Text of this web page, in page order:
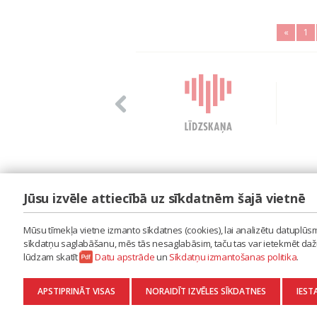
« 1
LAIPA
ES RADU MŪZIKU
AKTUALITĀTES
KONTAKTI
SĪKDATŅU IZMANTOŠANAS POLITIKA
DATU APSTRĀDE
Jūsu izvēle attiecībā uz sīkdatnēm šajā vietnē
Mūsu tīmekļa vietne izmanto sīkdatnes (cookies), lai analizētu
sīkdatņu saglabāšanu, mēs tās nesaglabāsim, taču tas var ietekmēt
lūdzam skatīt
Datu apstrādeun Sīkdatņu izmantošanas politika.
APSTIPRINĀT VISAS NORAIDĪT IZVĒLES SĪKDATNES